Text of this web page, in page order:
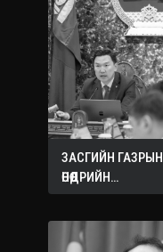
ЗАСГИЙН ГАЗРЫН
ӨНӨӨДРИЙН
ХУРАЛДААНААС
ШИЙДВЭРҮҮД